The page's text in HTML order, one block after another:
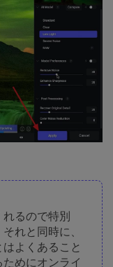
るので特別
れと同時に、
よくあること
めにオンライ